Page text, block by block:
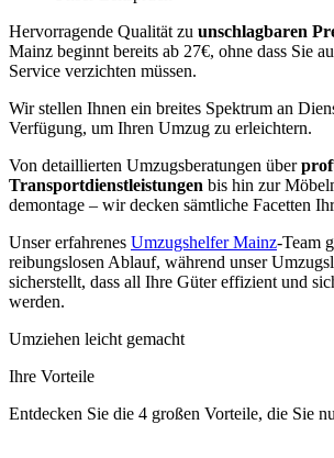
Hervorragende Qualität zu unschlagbaren
Mainz beginnt bereits ab 27€, ohne dass Sie
Service verzichten müssen.
Wir stellen Ihnen ein breites Spektrum an
Verfügung, um Ihren Umzug zu erleichtern.
Von detaillierten Umzugsberatungen über
Transportdienstleistungen bis hin zur
demontage – wir decken sämtliche Facetten
Unser erfahrenes Umzugshelfer Mainz-Team
reibungslosen Ablauf, während unser
sicherstellt, dass all Ihre Güter effizient und
werden.
Umziehen leicht gemacht
Ihre Vorteile
Entdecken Sie die 4 großen Vorteile, die Sie